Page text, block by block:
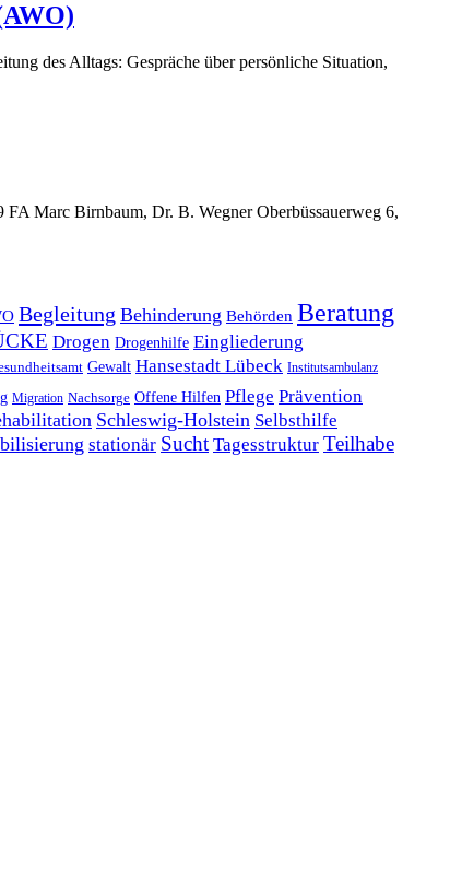
des Alltags: Gespräche über persönliche Situation,
Marc Birnbaum, Dr. B. Wegner Oberbüssauerweg 6,
Begleitung Behinderung Behörden Beratung
Drogen Drogenhilfe Eingliederung
Gewalt Hansestadt Lübeck Institutsambulanz
Migration Nachsorge Offene Hilfen Pflege Prävention
Schleswig-Holstein Selbsthilfe
stationär Sucht Tagesstruktur Teilhabe